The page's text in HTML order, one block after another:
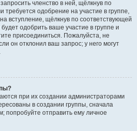
членство в ней, щёлкнув по
требуется одобрение на участие в группе,
вступление, щёлкнув по соответствующей
одобрить ваше участие в группе и
присоединиться. Пожалуйста, не
он отклонил ваш запрос; у него могут
при их создании администраторами
в создании группы, сначала
попробуйте отправить ему личное